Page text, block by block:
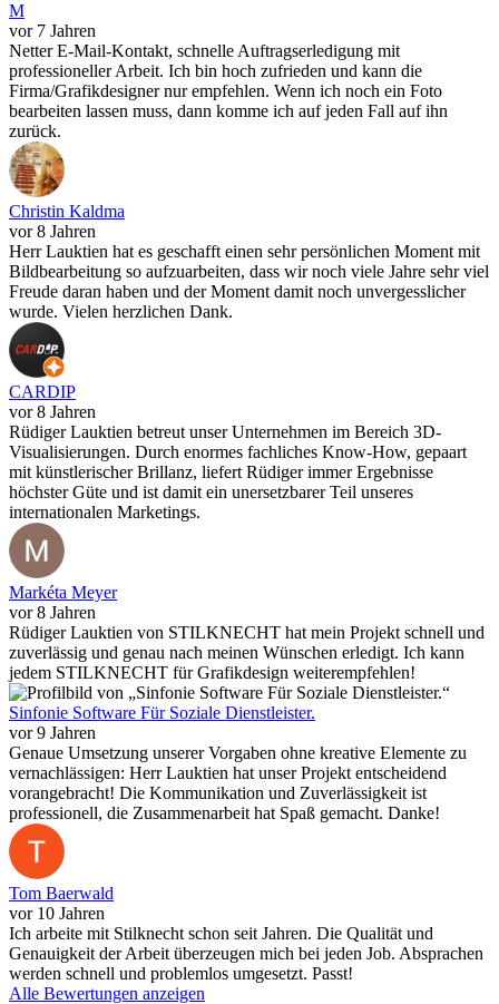
M
vor 7 Jahren
Netter E-Mail-Kontakt, schnelle Auftragserledigung mit
professioneller Arbeit. Ich bin hoch zufrieden und kann die
Firma/Grafikdesigner nur empfehlen. Wenn ich noch ein Foto
bearbeiten lassen muss, dann komme ich auf jeden Fall auf ihn
zurück.
Christin Kaldma
vor 8 Jahren
Herr Lauktien hat es geschafft einen sehr persönlichen Moment mit
Bildbearbeitung so aufzuarbeiten, dass wir noch viele Jahre sehr viel
Freude daran haben und der Moment damit noch unvergesslicher
wurde. Vielen herzlichen Dank.
CARDIP
vor 8 Jahren
Rüdiger Lauktien betreut unser Unternehmen im Bereich 3D-
Visualisierungen. Durch enormes fachliches Know-How, gepaart
mit künstlerischer Brillanz, liefert Rüdiger immer Ergebnisse
höchster Güte und ist damit ein unersetzbarer Teil unseres
internationalen Marketings.
Markéta Meyer
vor 8 Jahren
Rüdiger Lauktien von STILKNECHT hat mein Projekt schnell und
zuverlässig und genau nach meinen Wünschen erledigt. Ich kann
jedem STILKNECHT für Grafikdesign weiterempfehlen!
Sinfonie Software Für Soziale Dienstleister.
vor 9 Jahren
Genaue Umsetzung unserer Vorgaben ohne kreative Elemente zu
vernachlässigen: Herr Lauktien hat unser Projekt entscheidend
vorangebracht! Die Kommunikation und Zuverlässigkeit ist
professionell, die Zusammenarbeit hat Spaß gemacht. Danke!
Tom Baerwald
vor 10 Jahren
Ich arbeite mit Stilknecht schon seit Jahren. Die Qualität und
Genauigkeit der Arbeit überzeugen mich bei jeden Job. Absprachen
werden schnell und problemlos umgesetzt. Passt!
Alle Bewertungen anzeigen